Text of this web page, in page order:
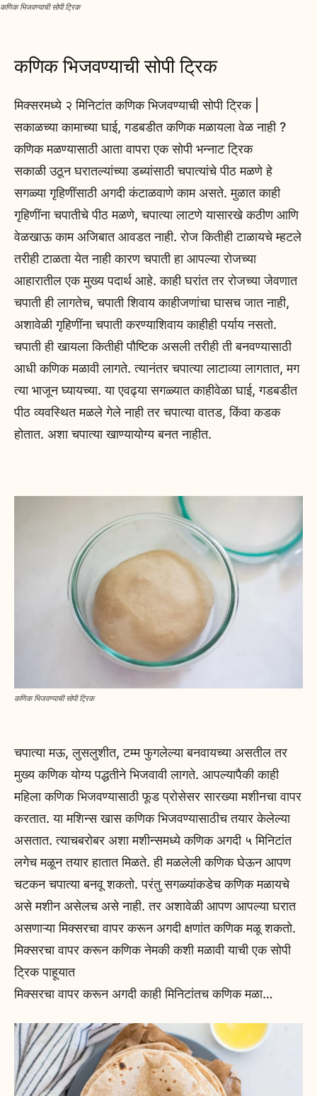
कणिक भिजवण्याची सोपी ट्रिक
कणिक भिजवण्याची सोपी ट्रिक
मिक्सरमध्ये २ मिनिटांत कणिक भिजवण्याची सोपी ट्रिक |
सकाळच्या कामाच्या घाई, गडबडीत कणिक मळायला वेळ नाही ?
कणिक मळण्यासाठी आता वापरा एक सोपी भन्नाट ट्रिक
सकाळी उठून घरातल्यांच्या डब्यांसाठी चपात्यांचे पीठ मळणे हे
सगळ्या गृहिणींसाठी अगदी कंटाळवाणे काम असते. मुळात काही
गृहिणींना चपातीचे पीठ मळणे, चपात्या लाटणे यासारखे कठीण आणि
वेळखाऊ काम अजिबात आवडत नाही. रोज कितीही टाळायचे म्हटले
तरीही टाळता येत नाही कारण चपाती हा आपल्या रोजच्या
आहारातील एक मुख्य पदार्थ आहे. काही घरांत तर रोजच्या जेवणात
चपाती ही लागतेच, चपाती शिवाय काहीजणांचा घासच जात नाही,
अशावेळी गृहिणींना चपाती करण्याशिवाय काहीही पर्याय नसतो.
चपाती ही खायला कितीही पौष्टिक असली तरीही ती बनवण्यासाठी
आधी कणिक मळावी लागते. त्यानंतर चपात्या लाटाव्या लागतात, मग
त्या भाजून घ्यायच्या. या एवढ्या सगळ्यात काहीवेळा घाई, गडबडीत
पीठ व्यवस्थित मळले गेले नाही तर चपात्या वातड, किंवा कडक
होतात. अशा चपात्या खाण्यायोग्य बनत नाहीत.
कणिक भिजवण्याची सोपी ट्रिक
चपात्या मऊ, लुसलुशीत, टम्म फुगलेल्या बनवायच्या असतील तर
मुख्य कणिक योग्य पद्धतीने भिजवावी लागते. आपल्यापैकी काही
महिला कणिक भिजवण्यासाठी फूड प्रोसेसर सारख्या मशीनचा वापर
करतात. या मशिन्स खास कणिक भिजवण्यासाठीच तयार केलेल्या
असतात. त्याचबरोबर अशा मशीन्समध्ये कणिक अगदी ५ मिनिटांत
लगेच मळून तयार हातात मिळते. ही मळलेली कणिक घेऊन आपण
चटकन चपात्या बनवू शकतो. परंतु सगळ्यांकडेच कणिक मळायचे
असे मशीन असेलच असे नाही. तर अशावेळी आपण आपल्या घरात
असणाऱ्या मिक्सरचा वापर करून अगदी क्षणांत कणिक मळू शकतो.
मिक्सरचा वापर करून कणिक नेमकी कशी मळावी याची एक सोपी
ट्रिक पाहूयात
मिक्सरचा वापर करून अगदी काही मिनिटांतच कणिक मळा…